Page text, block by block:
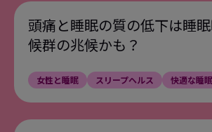
同上
momile
https://
cles/PMC2995283/
頭痛と睡眠の質の低下は睡
候群の兆候かも？
女性と睡眠 スリープヘルス 快適な睡眠